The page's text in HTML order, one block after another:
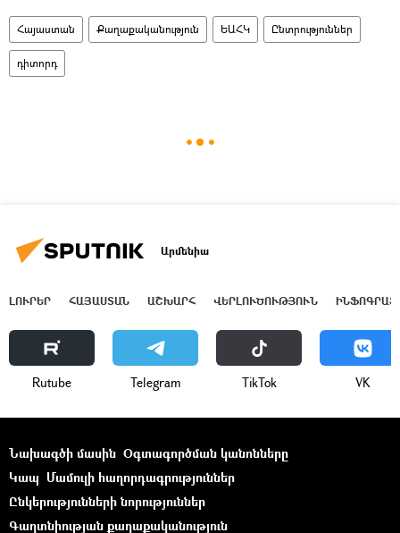
Հայաստան Քաղաքականություն ԵԱՀԿ Ընտրություններ
դիտորդ
Արմենիա
ԼՈՒՐԵՐ ՀԱՅԱՍՏԱՆ ԱՇԽԱՐՀ ՎԵՐԼՈՒԾՈՒԹՅՈՒՆ
Rutube Telegram ТikТоk VK
Նախագծի մասին Օգտագործման կանոնները
Կապ Մամուլի հաղորդագրություններ
Ընկերությունների նորություններ
Գաղտնիության քաղաքականություն